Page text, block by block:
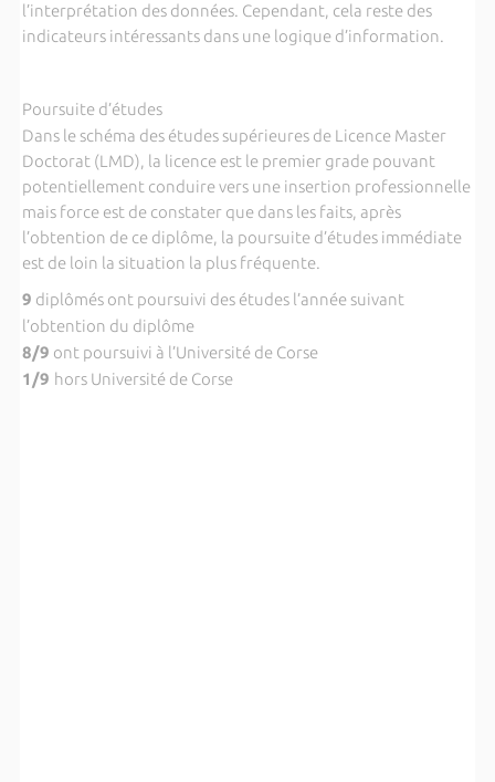
l’interprétation des données. Cependant, cela reste des
indicateurs intéressants dans une logique d’information.
Poursuite d’études
Dans le schéma des études supérieures de Licence Master
Doctorat (LMD), la licence est le premier grade pouvant
potentiellement conduire vers une insertion professionnelle
mais force est de constater que dans les faits, après
l’obtention de ce diplôme, la poursuite d’études immédiate
est de loin la situation la plus fréquente.
9 diplômés ont poursuivi des études l’année suivant
l’obtention du diplôme
8/9 ont poursuivi à l’Université de Corse
1/9 hors Université de Corse